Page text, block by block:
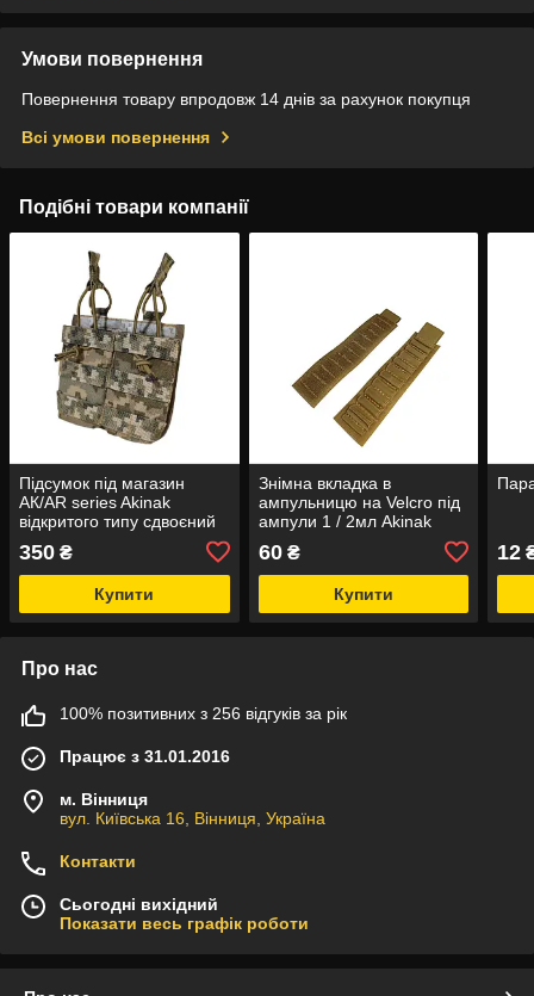
Умови повернення
Повернення товару впродовж 14 днів за рахунок покупця
Всі умови повернення
Подібні товари компанії
Підсумок під магазин
АК/AR series Akinak
відкритого типу сдвоєний
350 ₴
Купити
Знімна вкладка в
ампульницю на Velcro під
ампули 1 / 2мл Akinak
60₴
Купити
12
Про нас
100% позитивних з 256 відгуків за рік
Працює з 31.01.2016
м. Вінниця
вул. Київська 16, Вінниця, Україна
Контакти
Сьогодні вихідний
Показати весь графік роботи